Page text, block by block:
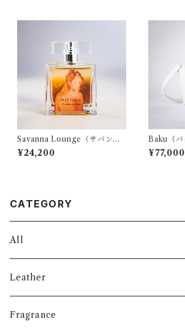
Savanna Lounge（サバンナ
ラウンジ）
¥24,200
Baku（
¥77,000
CATEGORY
All
Leather
Bag
Fragrance